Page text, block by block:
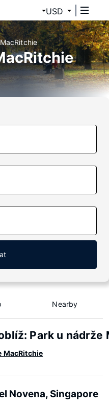
USD
Nearby
Park u nádrže
MacRitchie
Novena, Singapore